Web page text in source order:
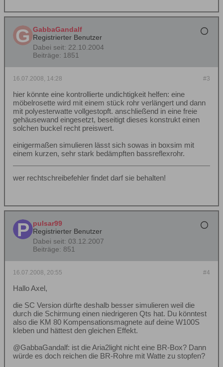
GabbaGandalf
Registrierter Benutzer
Dabei seit: 22.10.2004
Beiträge: 1851
#3
16.07.2008, 14:28
hier könnte eine kontrollierte undichtigkeit helfen: eine
möbelrosette wird mit einem stück rohr verlängert und dann
mit polyesterwatte vollgestopft. anschließend in eine freie
gehäusewand eingesetzt, beseitigt dieses konstrukt einen
solchen buckel recht preiswert.
einigermaßen simulieren lässt sich sowas in boxsim mit
einem kurzen, sehr stark bedämpften bassreflexrohr.
wer rechtschreibefehler findet darf sie behalten!
pulsar99
Registrierter Benutzer
Dabei seit: 03.12.2007
Beiträge: 851
#4
16.07.2008, 20:55
Hallo Axel,
die SC Version dürfte deshalb besser simulieren weil die
durch die Schirmung einen niedrigeren Qts hat. Du könntest
also die KM 80 Kompensationsmagnete auf deine W100S
kleben und hättest den gleichen Effekt.
@GabbaGandalf: ist die Aria2light nicht eine BR-Box? Dann
würde es doch reichen die BR-Rohre mit Watte zu stopfen?